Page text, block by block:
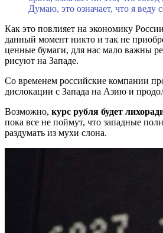
Думаю, это означает, что я веду
Как это повлияет на экономику
данный момент никто и так не
ценные бумаги, для нас мало важны
рисуют на Западе.
Со временем российские компании
дислокации с Запада на Азию и
Возможно, курс рубля будет
пока все не поймут, что западные
раздумать из мухи слона.